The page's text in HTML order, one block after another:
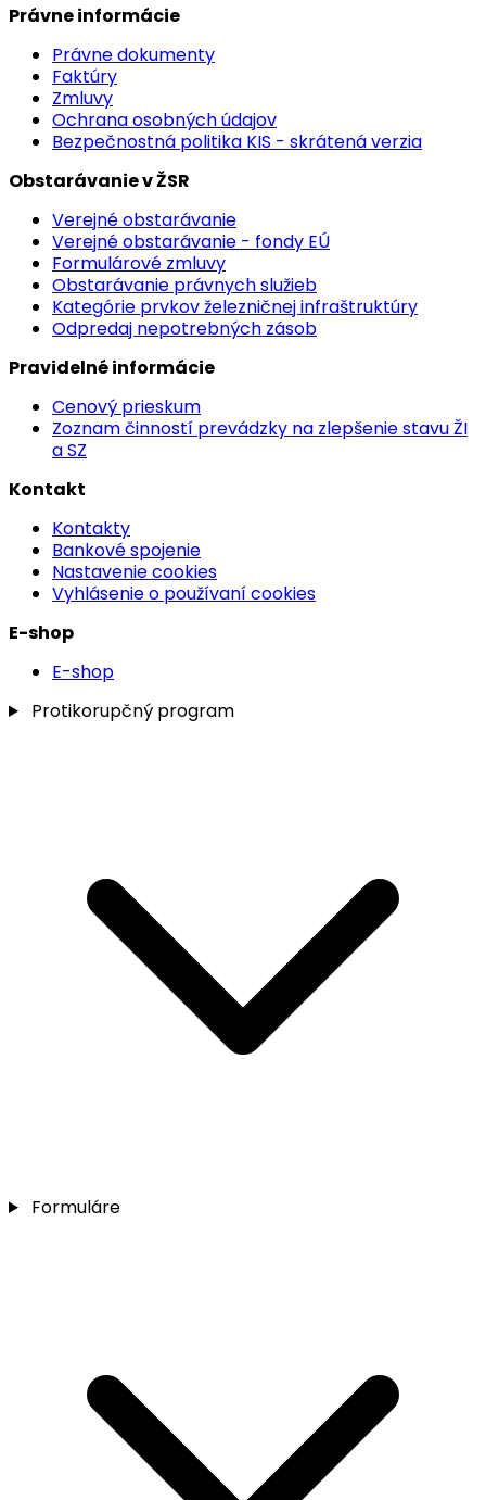
Právne informácie
Právne dokumenty
Faktúry
Zmluvy
Ochrana osobných údajov
Bezpečnostná politika KIS - skrátená verzia
Obstarávanie v ŽSR
Verejné obstarávanie
Verejné obstarávanie - fondy EÚ
Formulárové zmluvy
Obstarávanie právnych služieb
Kategórie prvkov železničnej infraštruktúry
Odpredaj nepotrebných zásob
Pravidelné informácie
Cenový prieskum
Zoznam činností prevádzky na zlepšenie stavu ŽI
a SZ
Kontakt
Kontakty
Bankové spojenie
Nastavenie cookies
Vyhlásenie o používaní cookies
E-shop
E-shop
Protikorupčný program
Formuláre